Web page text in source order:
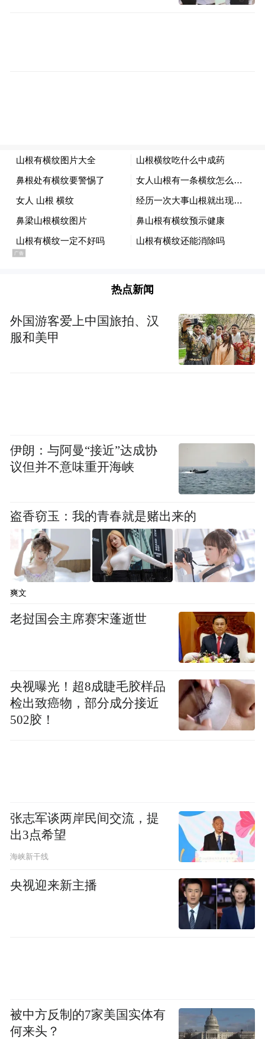
热点新闻
外国游客爱上中国旅拍、汉
服和美甲
伊朗：与阿曼“接近”达成协
议但并不意味重开海峡
盗香窃玉：我的青春就是赌出来的
爽文
老挝国会主席赛宋蓬逝世
央视曝光！超8成睫毛胶样品
检出致癌物，部分成分接近
502胶！
张志军谈两岸民间交流，提
出3点希望
海峡新干线
央视迎来新主播
被中方反制的7家美国实体有
何来头？